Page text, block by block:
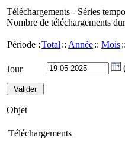
Téléchargements - Séries
Nombre de téléchargements
Période :Total :: Année:: Mois::
Jour
Objet
Téléchargements